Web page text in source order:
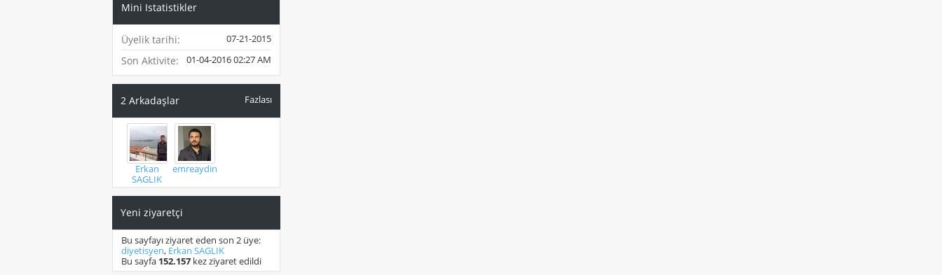
Mini Istatistikler
Üyelik tarihi 07-21-2015
Son Aktivite 01-04-201602:27 AM
Fazlası
2 Arkadaşlar
Erkan
SAGLIK
emreaydin
Yeni ziyaretçi
Bu sayfayı ziyaret eden son 2 üye:
diyetisyen, Erkan SAGLIK
Bu sayfa 152.157 kez ziyaret edildi